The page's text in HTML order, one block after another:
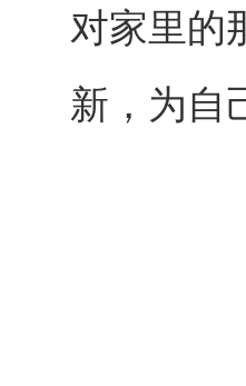
对家里的
新，为自